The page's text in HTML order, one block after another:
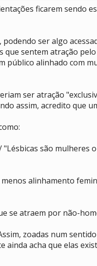
ficarem sendo
ser algo
sentem atração
alinhado com
ser atração
assim, acredito que
são mulheres
alinhamento
se atraem por não-
zoadas num
acha que elas